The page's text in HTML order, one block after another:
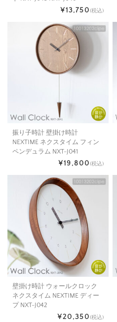
¥13,750(税込)
振り子時計 壁掛け時計
NEXTIME ネクスタイム フィン
ペンデュラム NXT-J041
¥19,800(税込)
壁掛け時計 ウォールクロック
ネクスタイム NEXTIME ディー
プ NXT-J042
¥20,350(税込)